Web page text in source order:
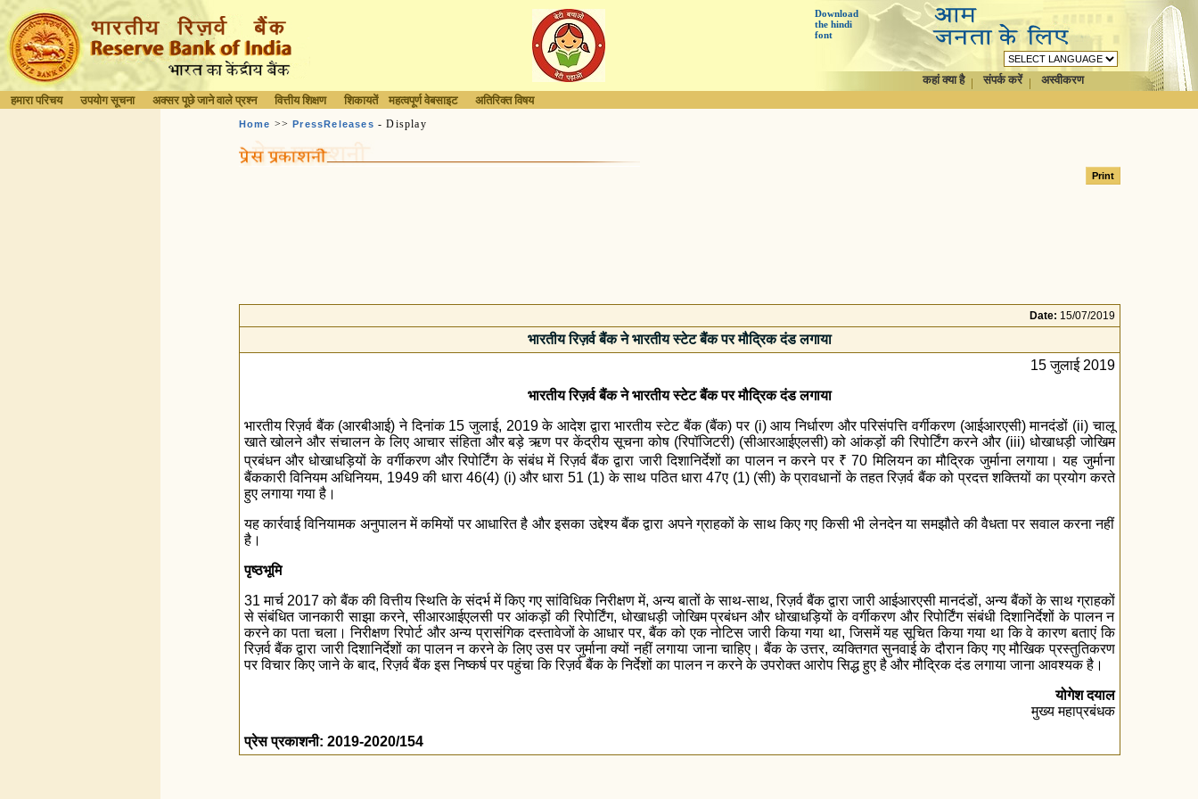
Download
the hindi
font
कहां क्या है संपर्क करें
अस्वीकरण
हमारा परिचय
उपयोग सूचना अक्सर पूछे जाने वाले प्रश्न वित्तीय शिक्षण शिकायतें महत्वपूर्ण वेबसाइट अतिरिक्त विषय
Home >>PressReleases - Display
Date: 15/07/2019
भारतीय रिज़र्व बैंक ने भारतीय स्टेट बैंक पर मौद्रिक दंड लगाया
15 जुलाई 2019
भारतीय रिज़र्व बैंक ने भारतीय स्टेट बैंक पर मौद्रिक दंड लगाया
भारतीय रिज़र्व बैंक (आरबीआई) ने दिनांक 15 जुलाई, 2019 के आदेश द्वारा भारतीय स्टेट बैंक (बैंक) पर (i) आय निर्धारण और परिसंपत्ति वर्गीकरण (आईआरएसी) मानदंडों (ii) चालू
खाते खोलने और संचालन के लिए आचार संहिता और बड़े ऋण पर केंद्रीय सूचना कोष (रिपॉजिटरी) (सीआरआईएलसी) को आंकड़ों की रिपोर्टिंग करने और (iii) धोखाधड़ी जोखिम
प्रबंधन और धोखाधड़ियों के वर्गीकरण और रिपोर्टिंग के संबंध में रिज़र्व बैंक द्वारा जारी दिशानिर्देशों का पालन न करने पर ₹ 70 मिलियन का मौद्रिक जुर्माना लगाया। यह जुर्माना
बैंककारी विनियम अधिनियम, 1949 की धारा 46(4) (i) और धारा 51 (1) के साथ पठित धारा 47ए (1) (सी) के प्रावधानों के तहत रिज़र्व बैंक को प्रदत्त शक्तियों का प्रयोग करते
हुए लगाया गया है।
यह कार्रवाई विनियामक अनुपालन में कमियों पर आधारित है और इसका उद्देश्य बैंक द्वारा अपने ग्राहकों के साथ किए गए किसी भी लेनदेन या समझौते की वैधता पर सवाल करना नहीं
है।
पृष्ठभूमि
31 मार्च 2017 को बैंक की वित्तीय स्थिति के संदर्भ में किए गए सांविधिक निरीक्षण में, अन्य बातों के साथ-साथ, रिज़र्व बैंक द्वारा जारी आईआरएसी मानदंडों, अन्य बैंकों के साथ ग्राहकों
से संबंधित जानकारी साझा करने, सीआरआईएलसी पर आंकड़ों की रिपोर्टिंग, धोखाधड़ी जोखिम प्रबंधन और धोखाधड़ियों के वर्गीकरण और रिपोर्टिंग संबंधी दिशानिर्देशों के पालन न
करने का पता चला। निरीक्षण रिपोर्ट और अन्य प्रासंगिक दस्तावेजों के आधार पर, बैंक को एक नोटिस जारी किया गया था, जिसमें यह सूचित किया गया था कि वे कारण बताएं कि
रिज़र्व बैंक द्वारा जारी दिशानिर्देशों का पालन न करने के लिए उस पर जुर्माना क्यों नहीं लगाया जाना चाहिए। बैंक के उत्तर, व्यक्तिगत सुनवाई के दौरान किए गए मौखिक प्रस्तुतिकरण
पर विचार किए जाने के बाद, रिज़र्व बैंक इस निष्कर्ष पर पहुंचा कि रिज़र्व बैंक के निर्देशों का पालन न करने के उपरोक्त आरोप सिद्ध हुए है और मौद्रिक दंड लगाया जाना आवश्यक है।
योगेश दयाल
मुख्य महाप्रबंधक
प्रेस प्रकाशनी: 2019-2020/154